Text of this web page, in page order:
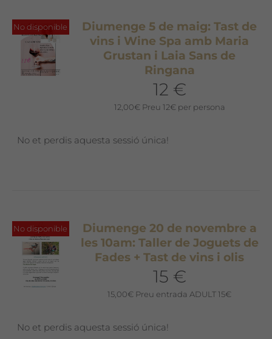
No disponible
Diumenge 5 de maig: Tast de
vins i Wine Spa amb Maria
Grustan i Laia Sans de
Ringana
12 €
12,00€ Preu 12€ per persona
No et perdis aquesta sessió única!
No disponible
Diumenge 20 de novembre a
les 10am: Taller de Joguets de
Fades + Tast de vins i olis
15 €
15,00€ Preu entrada ADULT 15€
No et perdis aquesta sessió única!